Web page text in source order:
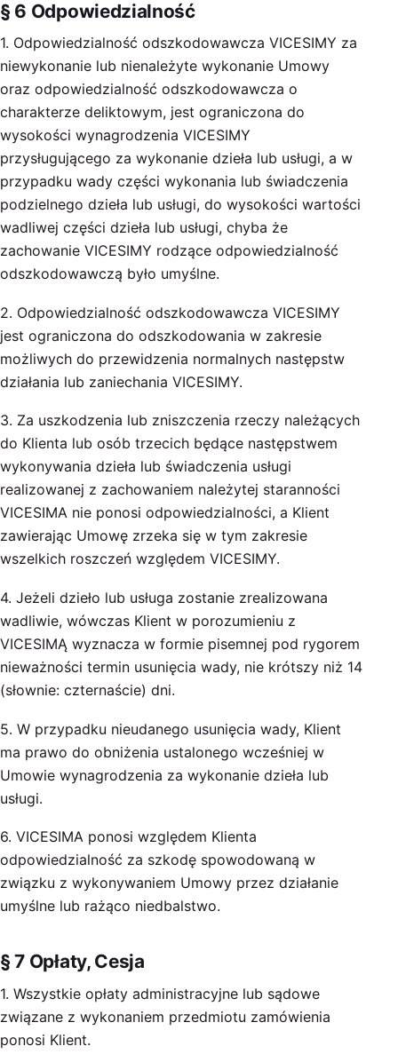
§ 6 Odpowiedzialność
1. Odpowiedzialność odszkodowawcza VICESIMY za
niewykonanie lub nienależyte wykonanie Umowy
oraz odpowiedzialność odszkodowawcza o
charakterze deliktowym, jest ograniczona do
wysokości wynagrodzenia VICESIMY
przysługującego za wykonanie dzieła lub usługi, a w
przypadku wady części wykonania lub świadczenia
podzielnego dzieła lub usługi, do wysokości wartości
wadliwej części dzieła lub usługi, chyba że
zachowanie VICESIMY rodzące odpowiedzialność
odszkodowawczą było umyślne.
2. Odpowiedzialność odszkodowawcza VICESIMY
jest ograniczona do odszkodowania w zakresie
możliwych do przewidzenia normalnych następstw
działania lub zaniechania VICESIMY.
3. Za uszkodzenia lub zniszczenia rzeczy należących
do Klienta lub osób trzecich będące następstwem
wykonywania dzieła lub świadczenia usługi
realizowanej z zachowaniem należytej staranności
VICESIMA nie ponosi odpowiedzialności, a Klient
zawierając Umowę zrzeka się w tym zakresie
wszelkich roszczeń względem VICESIMY.
4. Jeżeli dzieło lub usługa zostanie zrealizowana
wadliwie, wówczas Klient w porozumieniu z
VICESIMĄ wyznacza w formie pisemnej pod rygorem
nieważności termin usunięcia wady, nie krótszy niż 14
(słownie: czternaście) dni.
5. W przypadku nieudanego usunięcia wady, Klient
ma prawo do obniżenia ustalonego wcześniej w
Umowie wynagrodzenia za wykonanie dzieła lub
usługi.
6. VICESIMA ponosi względem Klienta
odpowiedzialność za szkodę spowodowaną w
związku z wykonywaniem Umowy przez działanie
umyślne lub rażąco niedbalstwo.
§ 7 Opłaty, Cesja
1. Wszystkie opłaty administracyjne lub sądowe
związane z wykonaniem przedmiotu zamówienia
ponosi Klient.